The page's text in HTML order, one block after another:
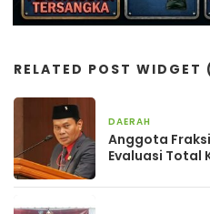
RELATED POST WIDGET
DAERAH
Anggota
Evaluasi Total